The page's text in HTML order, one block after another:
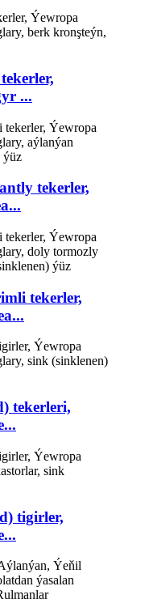
...
tekerler,
tekerler,
tekerleri,
tigirler,